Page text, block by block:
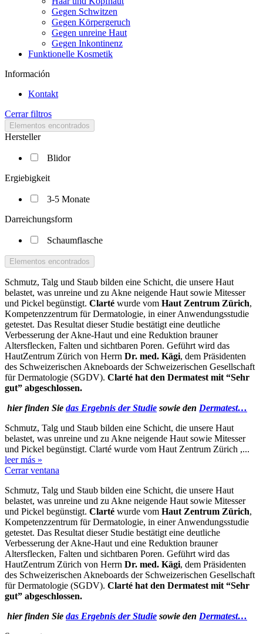
Gegen Schwitzen
Gegen Körpergeruch
Gegen unreine Haut
Gegen Inkontinenz
Funktionelle Kosmetik
Información
Kontakt
Cerrar filtros
Elementos encontrados
Hersteller
Blidor
Ergiebigkeit
3-5 Monate
Darreichungsform
Schaumflasche
Elementos encontrados
Schmutz, Talg und Staub bilden eine Schicht, die unsere Haut
belastet, was unreine und zu Akne neigende Haut sowie Mitesser
und Pickel begünstigt. Clarté wurde vom Haut Zentrum Zürich,
Kompetenzzentrum für Dermatologie, in einer Anwendungsstudie
getestet. Das Resultat dieser Studie bestätigt eine deutliche
Verbesserung der Akne-Haut und eine Reduktion brauner
Altersflecken, Falten und sichtbaren Poren. Geführt wird das
HautZentrum Zürich von Herrn Dr. med. Kägi, dem Präsidenten
des Schweizerischen Akneboards der Schweizerischen Gesellschaft
für Dermatologie (SGDV). Clarté hat den Dermatest mit “Sehr
gut” abgeschlossen.
hier finden Sie das Ergebnis der Studie sowie den Dermatest…
Schmutz, Talg und Staub bilden eine Schicht, die unsere Haut
belastet, was unreine und zu Akne neigende Haut sowie Mitesser
und Pickel begünstigt. Clarté wurde vom Haut Zentrum Zürich ,...
leer más »
Cerrar ventana
Schmutz, Talg und Staub bilden eine Schicht, die unsere Haut
belastet, was unreine und zu Akne neigende Haut sowie Mitesser
und Pickel begünstigt. Clarté wurde vom Haut Zentrum Zürich,
Kompetenzzentrum für Dermatologie, in einer Anwendungsstudie
getestet. Das Resultat dieser Studie bestätigt eine deutliche
Verbesserung der Akne-Haut und eine Reduktion brauner
Altersflecken, Falten und sichtbaren Poren. Geführt wird das
HautZentrum Zürich von Herrn Dr. med. Kägi, dem Präsidenten
des Schweizerischen Akneboards der Schweizerischen Gesellschaft
für Dermatologie (SGDV). Clarté hat den Dermatest mit “Sehr
gut” abgeschlossen.
hier finden Sie das Ergebnis der Studie sowie den Dermatest…